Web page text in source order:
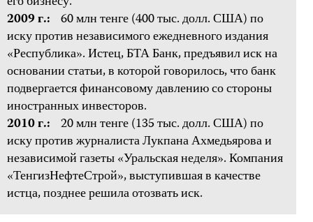
2009 г.: 60 млн тенге (400 тыс. долл. США) по
иску против независимого ежедневного издания
«Республика». Истец, БТА Банк, предъявил иск на
основании статьи, в которой говорилось, что банк
подвергается финансовому давлению со стороны
иностранных инвесторов.
2010 г.: 20 млн тенге (135 тыс. долл. США) по
иску против журналиста Лукпана Ахмедьярова и
независимой газеты «Уральская неделя». Компания
«ТенгизНефтеСтрой», выступившая в качестве
истца, позднее решила отозвать иск.